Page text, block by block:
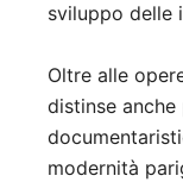
sviluppo delle
Oltre alle
distinse
modernità